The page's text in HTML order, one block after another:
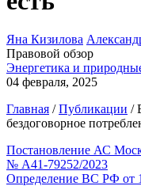
Яна Кизилова
Правовой обзор
Энергетика и
04 февраля, 2025
Главная /Публикации /
бездоговорное
Постановление АС
№ А41-79252/2023
Определение ВС РФ от